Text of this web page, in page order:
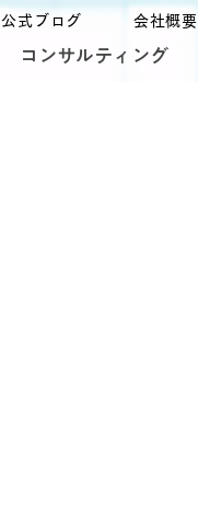
公式ブログ 会社概要
コンサルティング